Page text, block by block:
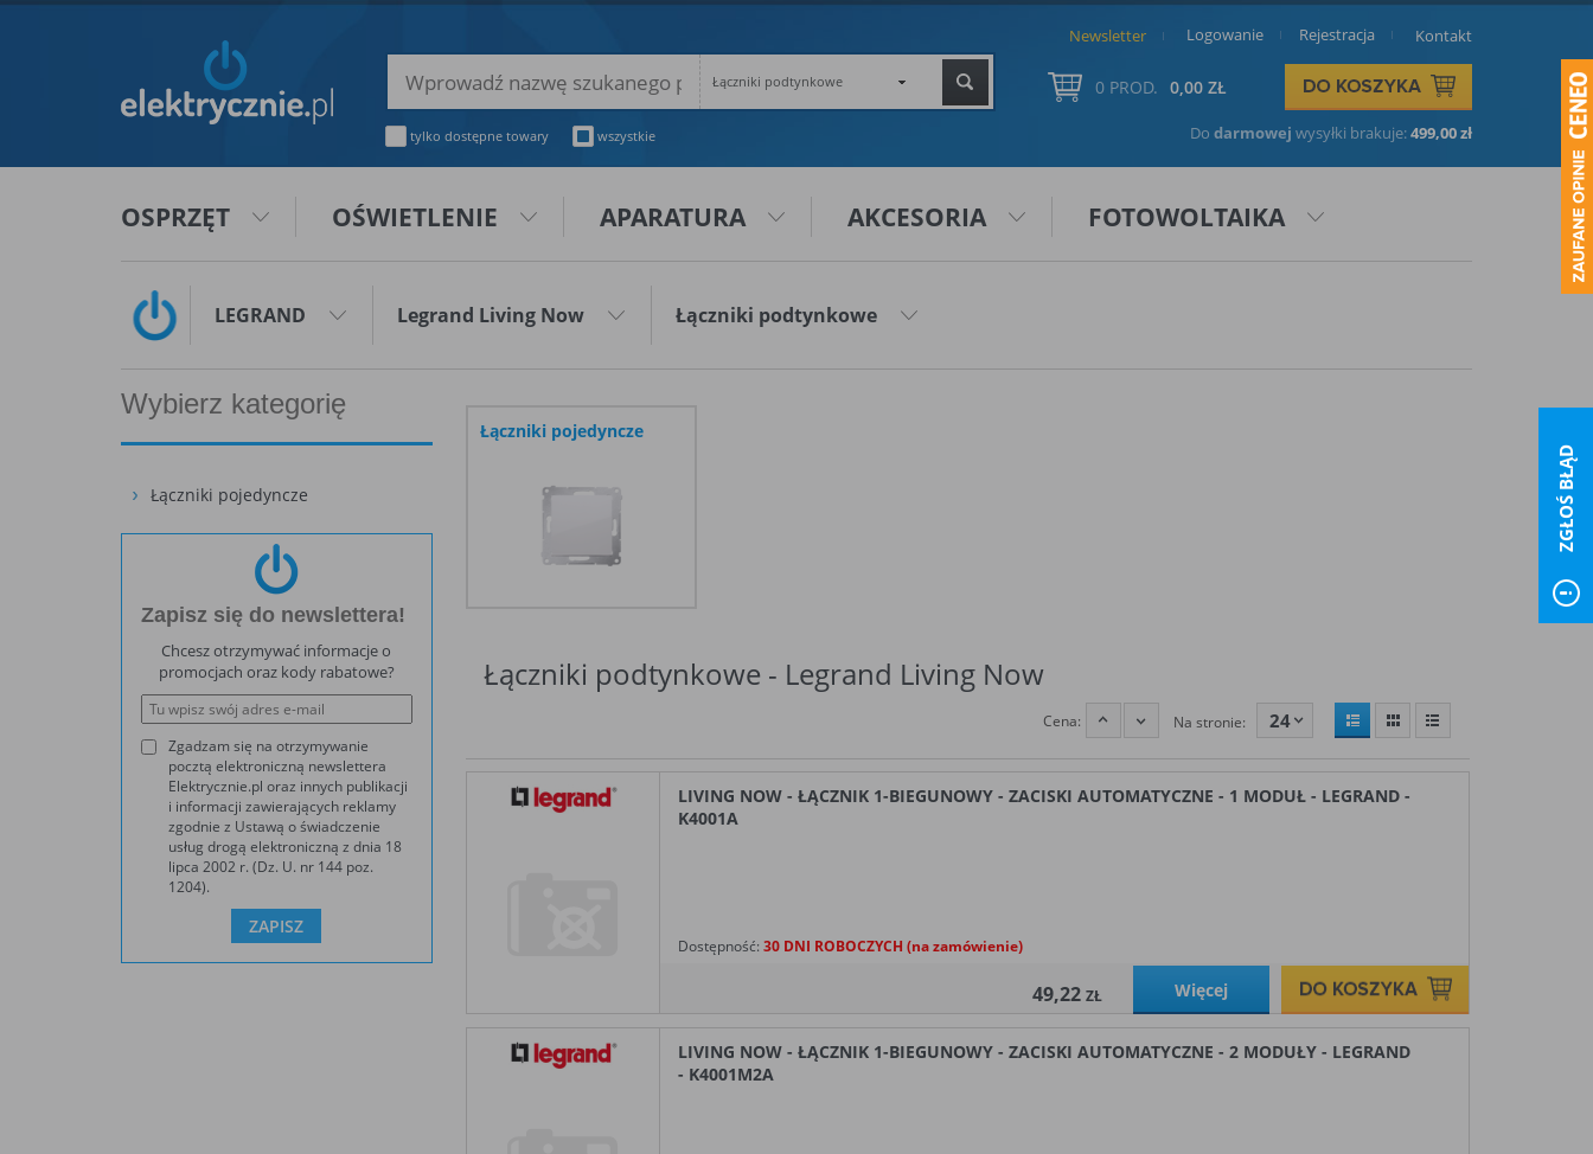
Łączniki podtynkowe
tylko dostępne towary wszystkie
Newsletter Logowanie Rejestracja Kontakt
0 PROD. 0,00 ZŁ
Do darmowej wysyłki brakuje:499,00 zł
OSPRZĘT OŚWIETLENIE APARATURA AKCESORIA FOTOWOLTAIKA
LEGRAND Legrand Living Now Łączniki podtynkowe
Wybierz kategorię
Łączniki pojedyncze
Zapisz się do newslettera!
Chcesz otrzymywać informacje o
promocjach oraz kody rabatowe?
Zgadzam się na otrzymywanie
pocztą elektroniczną newslettera
Elektrycznie.pl oraz innych publikacji
i informacji zawierających reklamy
zgodnie z Ustawą o świadczenie
usług drogą elektroniczną z dnia 18
lipca 2002 r. (Dz. U. nr 144 poz.
1204).
Łączniki pojedyncze
Łączniki podtynkowe - Legrand Living Now
Na stronie: 24
Cena:
LIVING NOW - ŁĄCZNIK 1-BIEGUNOWY - ZACISKI AUTOMATYCZNE - 1 MODUŁ - LEGRAND -
K4001A
Dostępność:30 DNI ROBOCZYCH (na zamówienie)
49,22ZŁ Więcej
LIVING NOW - ŁĄCZNIK 1-BIEGUNOWY - ZACISKI AUTOMATYCZNE - 2 MODUŁY - LEGRAND
- K4001M2A
ZGŁOŚ BŁĄD